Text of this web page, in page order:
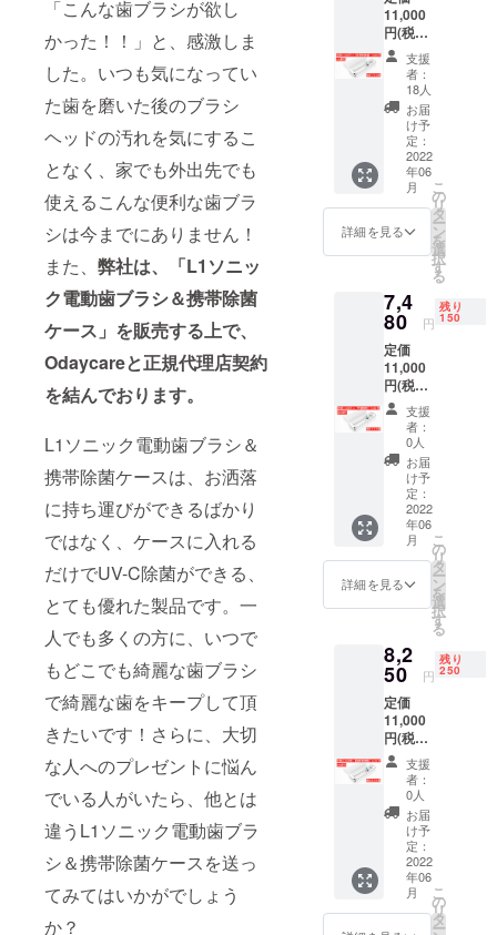
「こんな歯ブラシが欲し
かった！！」と、感激しま
した。いつも気になってい
た歯を磨いた後のブラシ
ヘッドの汚れを気にするこ
となく、家でも外出先でも
使えるこんな便利な歯ブラ
シは今までにありません！
また、 弊社は、「L1ソニッ
ク電動歯ブラシ＆携帯除菌
ケース」を販売する上で、
Odaycareと正規代理店契約
を結んでおります。
L1ソニック電動歯ブラシ＆
携帯除菌ケースは、お洒落
に持ち運びができるばかり
ではなく、ケースに入れる
だけでUV-C除菌ができる、
とても優れた製品です。一
人でも多くの方に、いつで
もどこでも綺麗な歯ブラシ
で綺麗な歯をキープして頂
きたいです！さらに、大切
な人へのプレゼントに悩ん
でいる人がいたら、他とは
違うL1ソニック電動歯ブラ
シ＆携帯除菌ケースを送っ
てみてはいかがでしょう
か？
ナーである
数多くの専
門家、メー
カーと連携
して輸出入
事業を展開
しておりま
す。
11,000
円(税込)
⇒感謝
を込め
て、と
てもお
得な価
格に！
『37%
割引』
【超早
割価
格】¥
6,930(
税込) 限
０個
パッ
ケージ
内容：
セラ
ミック
ホワイ
ト 携
帯除菌
ケース
x １ セ
ラミッ
クホワ
イト
電動歯
ブラシ
（本
ホワイ
ト 専
用ブラ
シヘッ
ド × 2
充電ホ
ルダー
× 1 説明
支援
者：
18人
お届
け予
定：
2022
年06
月
詳細を見る
こ
の
リ
タ
ー
ン
を
選
択
す
る
7,4
80 円
残り
150
定価
11,000
円(税込)
⇒超早
割価格
を見逃
してし
まった
人へ
も、ま
だお得
に購入
できる
チャン
ス！
『32%
【早割
価格】
¥7,480(
税込) 限
定１5０
個 パッ
ケージ
内容：
セラ
ミック
ホワイ
ト 携
帯除菌
ケース
x １ セ
ラミッ
支援
者：
0人
お届
け予
定：
2022
年06
月
詳細を見る
こ
の
リ
タ
ー
ン
を
選
択
す
る
8,2
50 円
残り
250
定価
11,000
円(税込)
⇒まだ
間に合
う感謝
割！
『25%
割引』
【感謝
割価
格】
¥8,250(
支援
者：
0人
お届
け予
定：
2022
年06
月
こ
の
リ
タ
ー